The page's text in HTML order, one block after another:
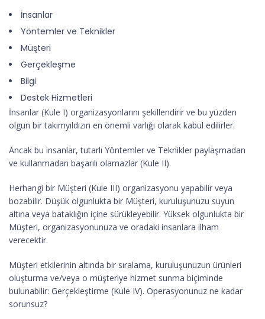
İnsanlar
Yöntemler ve Teknikler
Müşteri
Gerçekleşme
Bilgi
Destek Hizmetleri
İnsanlar (Kule I) organizasyonlarını şekillendirir ve bu yüzden
olgun bir takımyıldızın en önemli varlığı olarak kabul edilirler.
Ancak bu insanlar, tutarlı Yöntemler ve Teknikler paylaşmadan
ve kullanmadan başarılı olamazlar (Kule II).
Herhangi bir Müşteri (Kule III) organizasyonu yapabilir veya
bozabilir. Düşük olgunlukta bir Müşteri, kuruluşunuzu suyun
altına veya bataklığın içine sürükleyebilir. Yüksek olgunlukta bir
Müşteri, organizasyonunuza ve oradaki insanlara ilham
verecektir.
Müşteri etkilerinin altında bir sıralama, kuruluşunuzun ürünleri
oluşturma ve/veya o müşteriye hizmet sunma biçiminde
bulunabilir: Gerçekleştirme (Kule IV). Operasyonunuz ne kadar
sorunsuz?